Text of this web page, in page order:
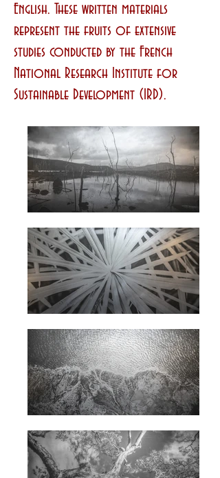
English. These written materials
represent the fruits of extensive
studies conducted by the French
National Research Institute for
Sustainable Development (IRD).